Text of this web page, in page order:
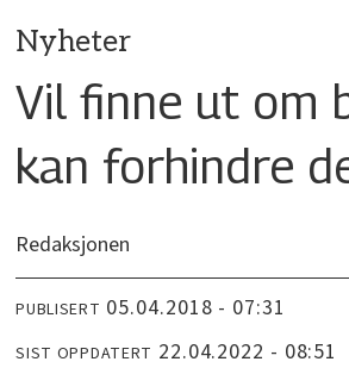
Nyheter
Vil finne ut om
kan forhindre
Redaksjonen
PUBLISERT 05.04.2018 - 07:31
SIST OPPDATERT 22.04.2022 - 08:51